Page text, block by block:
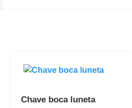
Chave boca luneta